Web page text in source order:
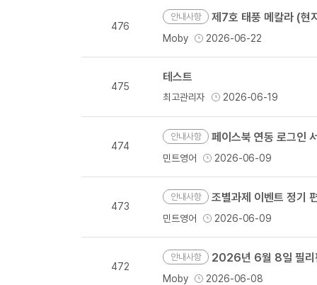
476
안내사항 제7호 태풍 메칼라 (
Moby 2026-06-22
475
테스트
최고관리자 2026-06-19
474
안내사항 페이스북 연동 로그인
민트영어 2026-06-09
473
안내사항 조별과제 이벤트 정기
민트영어 2026-06-09
472
안내사항 2026년 6월 8일 필리
Moby 2026-06-08